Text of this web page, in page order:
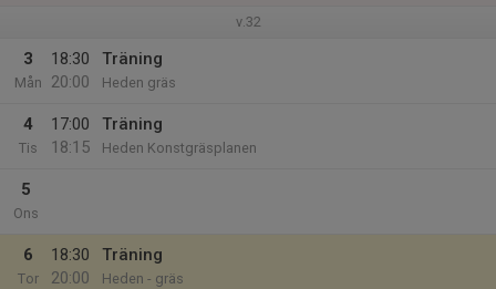
v.32
3
Mån
18:30
20:00
Träning
Heden gräs
4
Tis
17:00
18:15
Träning
Heden Konstgräsplanen
5
Ons
6
Tor
18:30
20:00
Träning
Heden - gräs